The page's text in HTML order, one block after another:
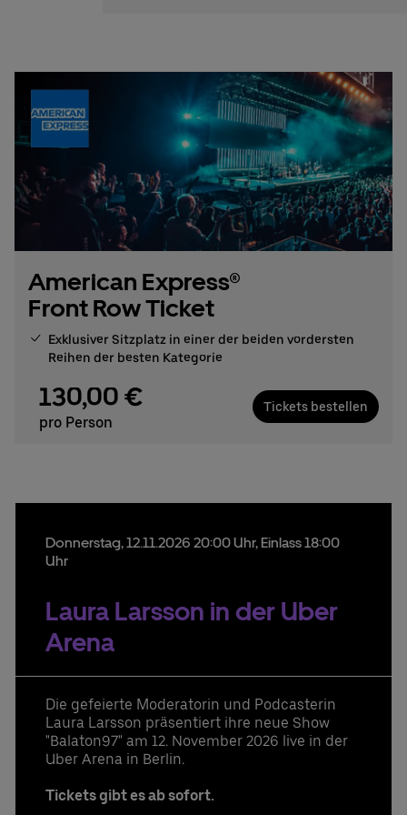
American Express®
Front Row Ticket
Exklusiver Sitzplatz in einer der beiden vordersten
Reihen der besten Kategorie
130,00 €
pro Person
Tickets bestellen
Donnerstag,12.11.2026 20:00 Uhr, Einlass 18:00
Uhr
Laura Larsson in der Uber
Arena
Die gefeierte Moderatorin und Podcasterin
Laura Larsson präsentiert ihre neue Show
"Balaton97" am 12. November 2026 live in der
Uber Arena in Berlin.
Tickets gibt es ab sofort.